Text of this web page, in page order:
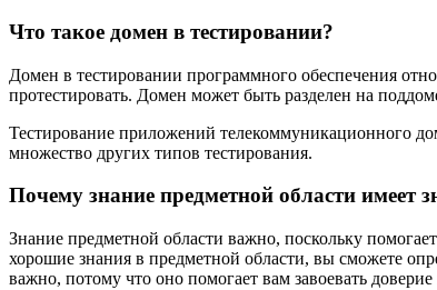
Что такое домен в тестировании?
Домен в тестировании программного обеспечения
протестировать. Домен может быть разделен на
Тестирование приложений телекоммуникационного
множество других типов тестирования.
Почему знание предметной области имеет
Знание предметной области важно, поскольку
хорошие знания в предметной области, вы сможете
важно, потому что оно помогает вам завоевать